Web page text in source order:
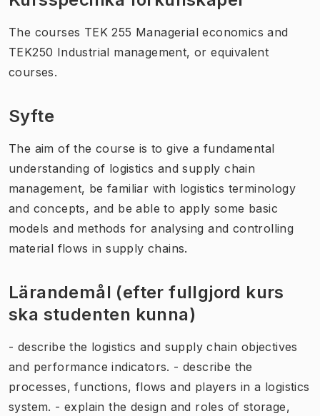
The courses TEK 255 Managerial economics and
TEK250 Industrial management, or equivalent
courses.
Syfte
The aim of the course is to give a fundamental
understanding of logistics and supply chain
management, be familiar with logistics terminology
and concepts, and be able to apply some basic
models and methods for analysing and controlling
material flows in supply chains.
Lärandemål (efter fullgjord kurs
ska studenten kunna)
- describe the logistics and supply chain objectives
and performance indicators. - describe the
processes, functions, flows and players in a logistics
system. - explain the design and roles of storage,